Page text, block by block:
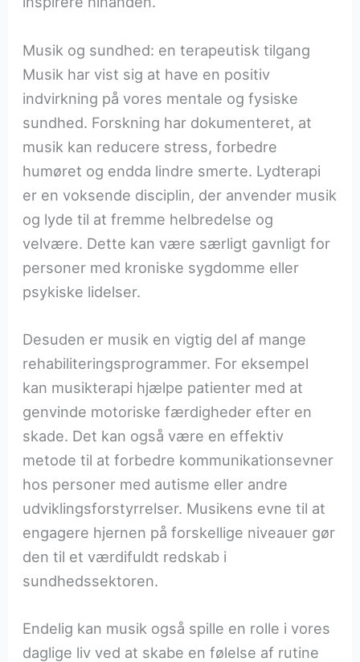
Musik og sundhed: en terapeutisk tilgang
Musik har vist sig at have en positiv
indvirkning på vores mentale og fysiske
sundhed. Forskning har dokumenteret, at
musik kan reducere stress, forbedre
humøret og endda lindre smerte. Lydterapi
er en voksende disciplin, der anvender musik
og lyde til at fremme helbredelse og
velvære. Dette kan være særligt gavnligt for
personer med kroniske sygdomme eller
psykiske lidelser.
Desuden er musik en vigtig del af mange
rehabiliteringsprogrammer. For eksempel
kan musikterapi hjælpe patienter med at
genvinde motoriske færdigheder efter en
skade. Det kan også være en effektiv
metode til at forbedre kommunikationsevner
hos personer med autisme eller andre
udviklingsforstyrrelser. Musikens evne til at
engagere hjernen på forskellige niveauer gør
den til et værdifuldt redskab i
sundhedssektoren.
Endelig kan musik også spille en rolle i vores
daglige liv ved at skabe en følelse af rutine